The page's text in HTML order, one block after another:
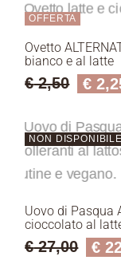
OFFERTA
Ovetto
bianco e al latte
€2,50 €
NON DISPONIBILE
Uovo di Pasqua
cioccolato al
€27,00 €